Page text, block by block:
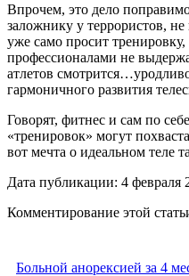
Впрочем, это дело
заложнику у террористов,
уже само просит
профессионалами не
атлетов
гармоничного развития
Говорят, фитнес и сам по
«тренировок» могут
вот мечта о идеальном теле
Дата публикации: 4 февраля
Комментирование этой
Больной анорексией за 4